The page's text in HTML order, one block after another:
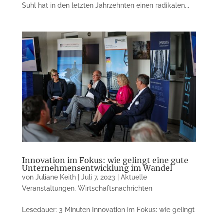
Suhl hat in den letzten Jahrzehnten einen radikalen...
Innovation im Fokus: wie gelingt eine gute
Unternehmensentwicklung im Wandel
von Juliane Keith| Juli 7, 2023
Aktuelle
Veranstaltungen, Wirtschaftsnachrichten
Lesedauer: 3 Minuten Innovation im Fokus: wie gelingt